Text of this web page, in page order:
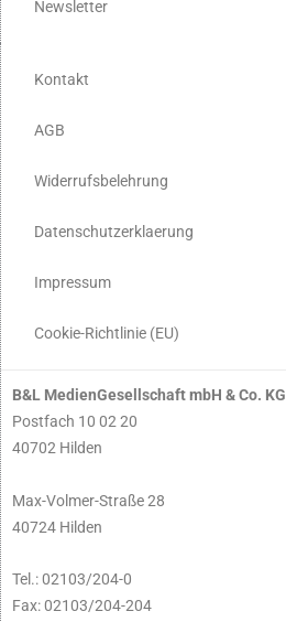
Newsletter
Kontakt
AGB
Widerrufsbelehrung
Datenschutzerklaerung
Impressum
Cookie-Richtlinie (EU)
B&L MedienGesellschaft mbH & Co. KG
Postfach 10 02 20
40702 Hilden
Max-Volmer-Straße 28
40724 Hilden
Tel.: 02103/204-0
Fax: 02103/204-204